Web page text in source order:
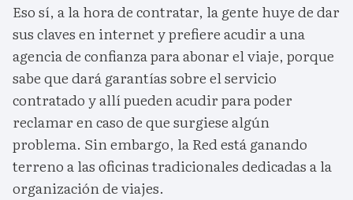
Eso sí, a la hora de contratar, la gente huye de dar
sus claves en internet y prefiere acudir a una
agencia de confianza para abonar el viaje, porque
sabe que dará garantías sobre el servicio
contratado y allí pueden acudir para poder
reclamar en caso de que surgiese algún
problema. Sin embargo, la Red está ganando
terreno a las oficinas tradicionales dedicadas a la
organización de viajes.